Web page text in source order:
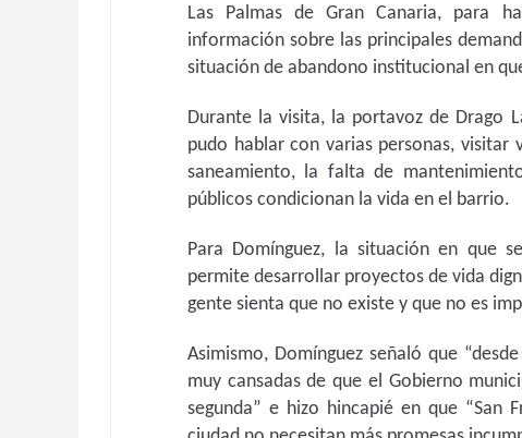
Las Palmas de Gran Canaria, para
información sobre las principales
situación de abandono institucional en
Durante la visita, la portavoz de Drago
pudo hablar con varias personas,
saneamiento, la falta de
públicos condicionan la vida en el barrio.
Para Domínguez, la situación en que
permite desarrollar proyectos de vida
gente sienta que no existe y que no es
Asimismo, Domínguez señaló que
muy cansadas de que el Gobierno
segunda” e hizo hincapié en que “San